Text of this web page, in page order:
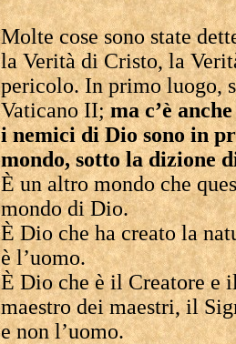
Molte cose sono state
la Verità di Cristo, la
pericolo. In primo luogo,
Vaticano II;ma c’è
i nemici di Dio sono in
mondo, sotto la dizione
È un altro mondo che
mondo di Dio.
È Dio che ha creato la
è l’uomo.
È Dio che è il Creatore e
maestro dei maestri, il
e non l’uomo.